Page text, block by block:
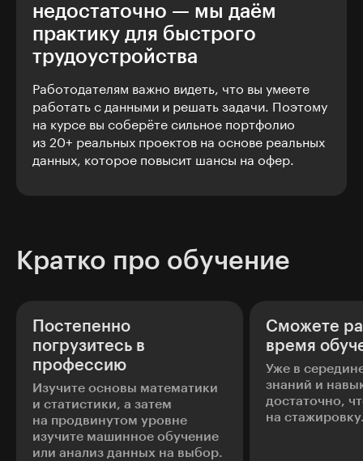
недостаточно — мы даём
практику для быстрого
трудоустройства
Работодателям важно видеть, что вы умеете
работать с данными и решать задачи. Поэтому
на курсе вы соберёте сильное портфолио
из 20+ реальных проектов на основе реальных
данных, которое повысит шансы на офер.
Кратко про обучение
Постепенно
погрузитесь в
профессию
Изучите основы математики
и статистики, а затем
на продвинутом уровне
изучите машинное обучение
или анализ данных на выбор.
Сможете
время
Уже в
знаний и
достаточно,
на